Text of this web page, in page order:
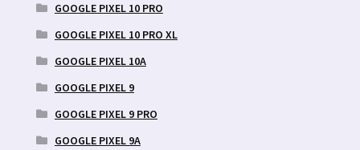
GOOGLE PIXEL 10 PRO
GOOGLE PIXEL 10 PRO XL
GOOGLE PIXEL 10A
GOOGLE PIXEL 9
GOOGLE PIXEL 9 PRO
GOOGLE PIXEL 9A